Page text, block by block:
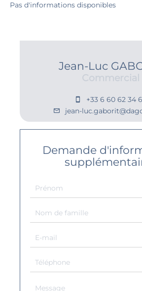
Pas d'informations disponibles
Jean-Luc
Commercial
+33 6 60 62 34
jean-
Demande